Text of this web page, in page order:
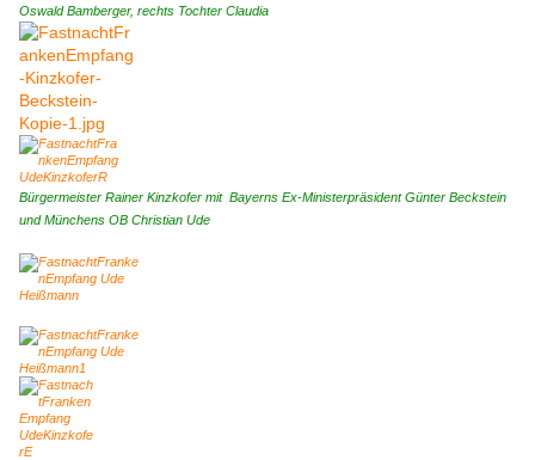
Oswald Bamberger, rechts Tochter Claudia
Bürgermeister Rainer Kinzkofer mit Bayerns Ex-Ministerpräsident Günter Beckstein
und Münchens OB Christian Ude